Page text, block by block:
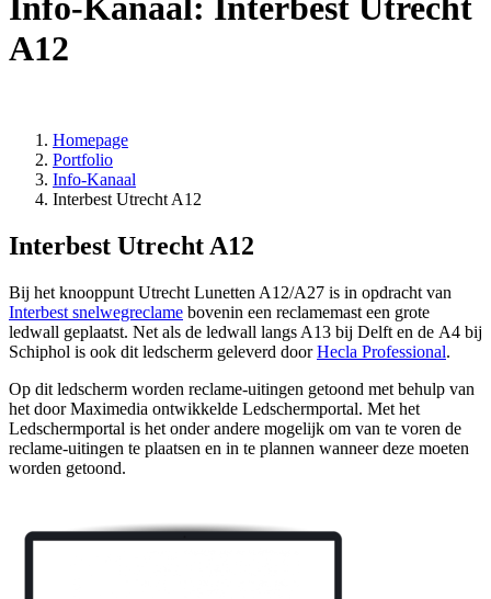
Info-Kanaal: Interbest Utrecht
A12
Homepage
Portfolio
Info-Kanaal
Interbest Utrecht A12
Interbest Utrecht A12
Bij het knooppunt Utrecht Lunetten A12/A27 is in opdracht van
Interbest snelwegreclame bovenin een reclamemast een grote
ledwall geplaatst. Net als de ledwall langs A13 bij Delft en de A4 bij
Schiphol is ook dit ledscherm geleverd doorHecla Professional.
Op dit ledscherm worden reclame-uitingen getoond met behulp van
het door Maximedia ontwikkelde Ledschermportal. Met het
Ledschermportal is het onder andere mogelijk om van te voren de
reclame-uitingen te plaatsen en in te plannen wanneer deze moeten
worden getoond.